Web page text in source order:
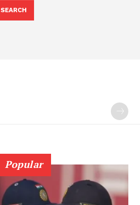
SEARCH
Popular